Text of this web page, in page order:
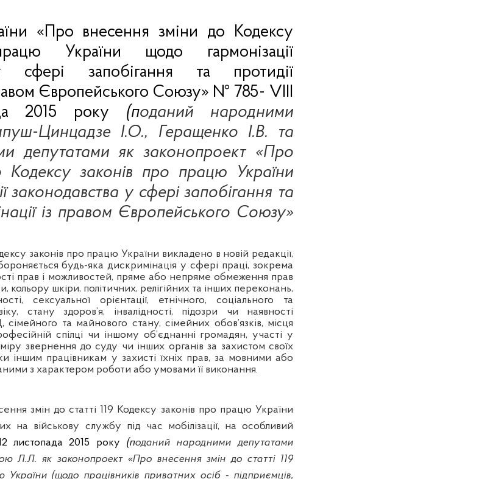
«Про внесення зміни до Кодексу
України щодо гармонізації
сфері запобігання та протидії
Європейського Союзу» № 785- VIII
2015 року (поданий народними
ЦинцадзеІ.О., Геращенко І.В. та
депутатами як законопроект «Про
Кодексу законів про працю України
законодавства у сфері запобігання та
із правом Європейського Союзу»
законів про працю України викладено в новій редакції,
будь-яка дискримінація у сфері праці, зокрема
прав і можливостей, пряме або непряме обмеження прав
кольору шкіри, політичних, релігійних та інших переконань,
сексуальної орієнтації, етнічного, соціального та
стану здоров’я, інвалідності, підозри чи наявності
та майнового стану, сімейних обов’язків, місця
спілці чи іншому об’єднанні громадян, участі у
звернення до суду чи інших органів за захистом своїх
іншим працівникам у захисті їхніх прав, за мовними або
з характером роботи або умовами її виконання.
змін до статті 119 Кодексу законів про працю України
на військову службу під час мобілізації, на особливий
листопада 2015 року (поданий народними депутатами
Л.Л. як законопроект «Про внесення змін до статті 119
(щодо працівників приватних осіб - підприємців,